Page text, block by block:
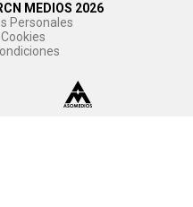
MEDIOS 2026
Personales